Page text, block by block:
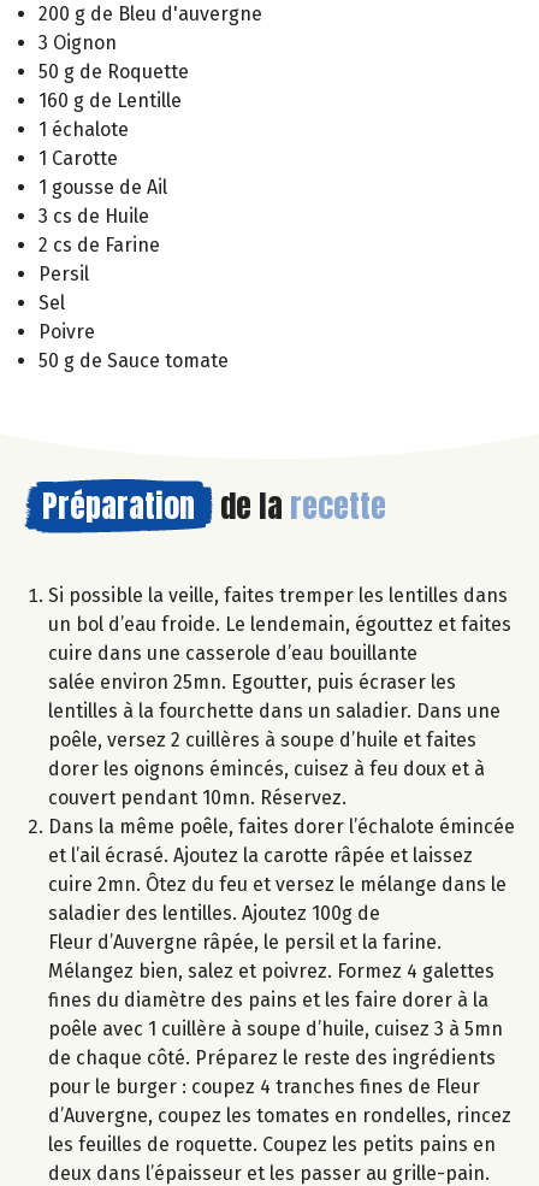
200 g de Bleu d'auvergne
3 Oignon
50 g de Roquette
160 g de Lentille
1 échalote
1 Carotte
1 gousse de Ail
3 cs de Huile
2 cs de Farine
Persil
Sel
Poivre
50 g de Sauce tomate
Préparation de la recette
Si possible la veille, faites tremper les lentilles dans
un bol d’eau froide. Le lendemain, égouttez et faites
cuire dans une casserole d’eau bouillante
salée environ 25mn. Egoutter, puis écraser les
lentilles à la fourchette dans un saladier. Dans une
poêle, versez 2 cuillères à soupe d’huile et faites
dorer les oignons émincés, cuisez à feu doux et à
couvert pendant 10mn. Réservez.
Dans la même poêle, faites dorer l’échalote émincée
et l’ail écrasé. Ajoutez la carotte râpée et laissez
cuire 2mn. Ôtez du feu et versez le mélange dans le
saladier des lentilles. Ajoutez 100g de
Fleur d’Auvergne râpée, le persil et la farine.
Mélangez bien, salez et poivrez. Formez 4 galettes
fines du diamètre des pains et les faire dorer à la
poêle avec 1 cuillère à soupe d’huile, cuisez 3 à 5mn
de chaque côté. Préparez le reste des ingrédients
pour le burger : coupez 4 tranches fines de Fleur
d’Auvergne, coupez les tomates en rondelles, rincez
les feuilles de roquette. Coupez les petits pains en
deux dans l’épaisseur et les passer au grille-pain.